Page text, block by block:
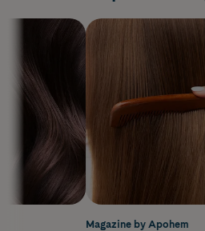
Magazine by Apohem